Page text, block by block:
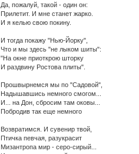
Да, пожалуй, такой - один он:
Прилетит. И мне станет жарко.
И я келью свою покину.
И тогда покажу "Нью-Йорку",
Что и мы здесь "не лыком шиты":
"На окне приоткрою шторку
И раздвину Ростова плиты".
Прошвырнемся мы по "Садовой",
Надышавшись немного смогом...
И... на Дон, сбросим там оковы...
Побродив так еще немного
Возвратимся. И сувенир твой,
Птичка певчая, разукрасит
Мизантропа мир - серо-сирый...